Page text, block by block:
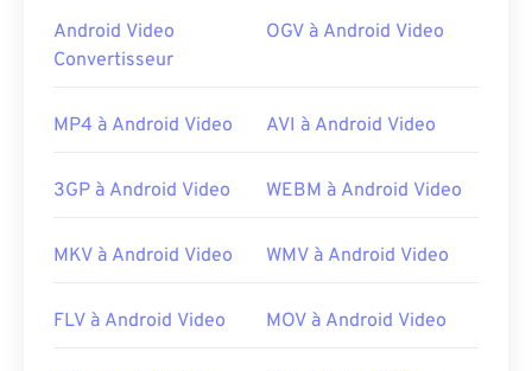
Comment ouvrir un fichier DVR-
charge les fichiers DVR-MS. Par conséquent, un
recommande d'utiliser l'utilitaire suivant pour
\Windows\ehome\WTVConverter.exe.
Android Video
Convertisseur
OGV à Android Video
MP4 à Android Video AVI à Android Video
3GP à Android Video WEBM à Android Video
MKV à Android Video WMV à Android Video
FLV à Android Video MOV à Android Video